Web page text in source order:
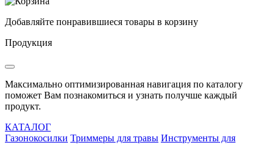
Добавляйте понравившиеся товары в корзину
Продукция
Максимально оптимизированная навигация по каталогу
поможет Вам познакомиться и узнать получше каждый
продукт.
КАТАЛОГ
Газонокосилки Триммеры для травы Инструменты для